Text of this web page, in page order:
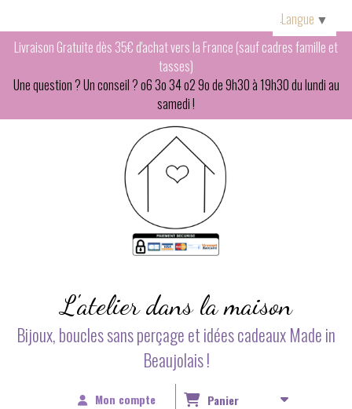
Livraison Gratuite dès 35€ d'achat vers la France (sauf cadres famille et
tasses)
Une question ? Un conseil ? o6 3o 34 o2 9o de 9h30 à 19h30 du lundi au
samedi !
L'atelier dans la maison
Bijoux, boucles sans perçage et idées cadeaux Made in
Beaujolais !
Mon compte Panier
Langue ▼